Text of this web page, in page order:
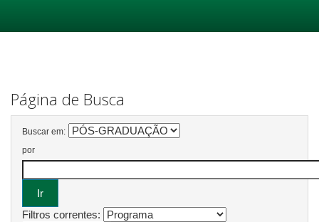
Página de Busca
Buscar em:
por
Filtros correntes: